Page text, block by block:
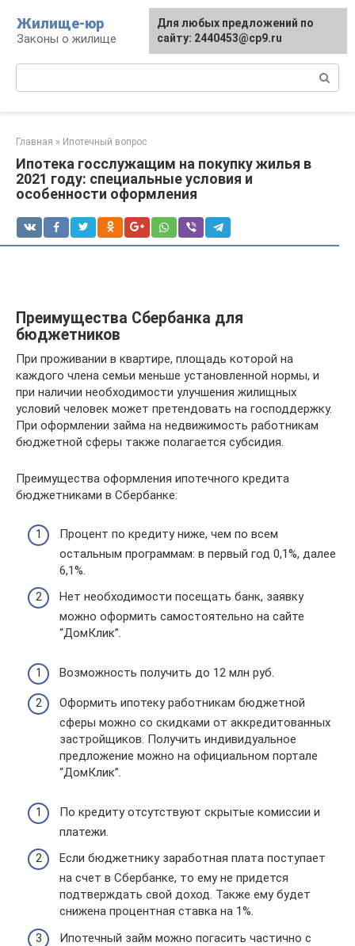
контенту
Жилище-юр
Законы о жилище
Главная » Ипотечный вопрос
Ипотека госслужащим на покупку жилья в
2021 году: специальные условия и
особенности оформления
Преимущества Сбербанка для
бюджетников
При проживании в квартире, площадь которой на
каждого члена семьи меньше установленной нормы, и
при наличии необходимости улучшения жилищных
условий человек может претендовать на господдержку.
При оформлении займа на недвижимость работникам
бюджетной сферы также полагается субсидия.
Преимущества оформления ипотечного кредита
бюджетниками в Сбербанке:
Процент по кредиту ниже, чем по всем
остальным программам: в первый год 0,1%, далее
6,1%.
Нет необходимости посещать банк, заявку
можно оформить самостоятельно на сайте
“ДомКлик”.
Возможность получить до 12 млн руб.
Оформить ипотеку работникам бюджетной
сферы можно со скидками от аккредитованных
застройщиков. Получить индивидуальное
предложение можно на официальном портале
“ДомКлик”.
По кредиту отсутствуют скрытые комиссии и
платежи.
Если бюджетнику заработная плата поступает
на счет в Сбербанке, то ему не придется
подтверждать свой доход. Также ему будет
снижена процентная ставка на 1%.
Ипотечный займ можно погасить частично с
Для любых предложений по
сайту: 2440453@cp9.ru